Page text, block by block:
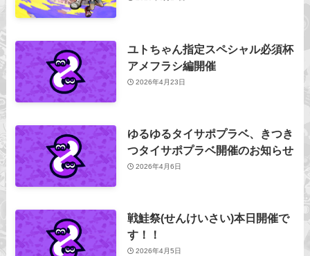
ユトちゃん指定スペシャル必須杯
アメフラシ編開催
2026年4月23日
ゆるゆるタイサポプラベ、きつき
つタイサポプラベ開催のお知らせ
2026年4月6日
戦鮭祭(せんけいさい)本日開催で
す！！
2026年4月5日